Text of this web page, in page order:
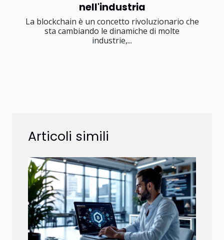
nell'industria
La blockchain è un concetto rivoluzionario che
sta cambiando le dinamiche di molte
industrie,...
Articoli simili